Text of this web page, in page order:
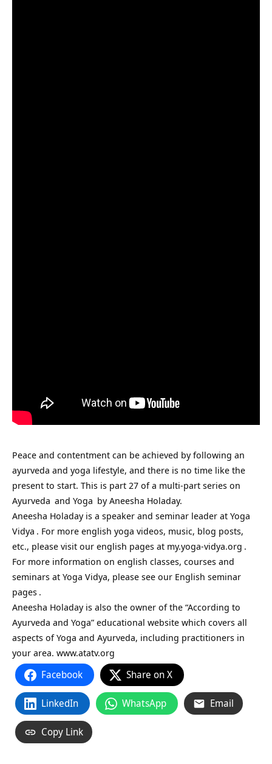
Peace and contentment can be achieved by following an
ayurveda and yoga lifestyle, and there is no time like the
present to start. This is part 27 of a multi-part series on
Ayurveda and Yoga by Aneesha Holaday.
Aneesha Holaday is a speaker and seminar leader at Yoga
Vidya . For more english yoga videos, music, blog posts,
etc., please visit our english pages at my.yoga-vidya.org .
For more information on english classes, courses and
seminars at Yoga Vidya, please see our English seminar
pages .
Aneesha Holaday is also the owner of the “According to
Ayurveda and Yoga” educational website which covers all
aspects of Yoga and Ayurveda, including practitioners in
your area. www.atatv.org
Facebook Share on X
LinkedIn WhatsApp Email
Copy Link